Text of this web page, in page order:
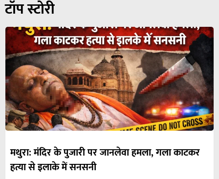
टॉप स्टोरी
मथुरा: मंदिर के पुजारी पर जानलेवा हमला, गला काटकर
हत्या से इलाके में सनसनी